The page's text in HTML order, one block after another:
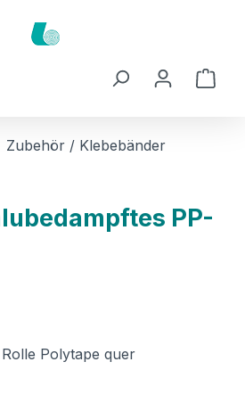
Zubehör / Klebebänder
PP-